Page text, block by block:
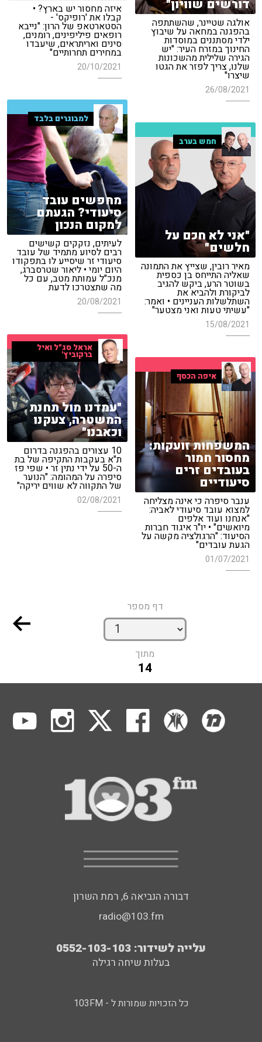
איזה מחסור יש בארץ? •
קבלו את 'רופיקס' -
הסטארטאפ של הרון: "נייבא
רופאים פיליפינים, רומנים,
סינים ואריתראים, שיעבדו
במחירים תחרותיים"
20/10/2021
דורשים שוויון"
אולגה שטיינר, שהשתתפה
בהפגנה במחאה על שיבוץ
ילדי מסתננים במוסדות
החינוך במזרח העיר: "יש
הגירה שלילית מהשכונות
שלנו, צריך לפזר את הגטו
שיצרו"
26/08/2021
למבוגרים בלבד
מחפשים עובד
סיעודי? הגעתם
למקום הנכון
לעיתים, נזקקים קשישים
רבים לסיוע מתמיד של עובד
סיעודי זר שיסייע לו בתפקודו
היום יומי • ליאור שטרסברג,
מנכ"ל עמותת מטב, עם כל
מה שתצטרכו לדעת
20/08/2021
חמש בערב
"אני לא חכם על
חלשים"
מאיר רובין, שצייץ את התמונה
שאליה התייחס בן כספית
בשוטר הרע, ביקש להגיב
לביקורת ולהביא את
השתלשלות העניינים • ואמר:
"עשיתי טעות ואני מצטער"
15/08/2021
אראל סג"ל ואיל
ברקוביץ'
"עמדנו מול תחנת
המשטרה, צעקנו
וכאבנו"
10 עצורים בהפגנה בדרום
ת"א בעקבות התקיפה של בת
ה-50 על ידי נתין זר • שפי פז
סיפרה על המהומה: "הנוער
של התקווה לא שווים יריקה"
02/08/2021
איפה הכסף
המשפחות זועקות:
מחסור חמור
בעובדים זרים
סיעודיים
ענבר סיפרה כי אינה מצליחה
למצוא עובד סיעודי לאביה:
"אנחנו ועוד אלפים
מיואשים" • יו"ר איגוד חברות
הסיעוד: "הרגולציה מקשה על
הגעת עובדים"
01/07/2021
דף מספר
מתוך
14
דבורה הנביאה 6, רמת השרון
radio@103.fm
עלייה לשידור: 0552-103-103
בעלות שיחה רגילה
כל הזכויות שמורות ל - 103FM